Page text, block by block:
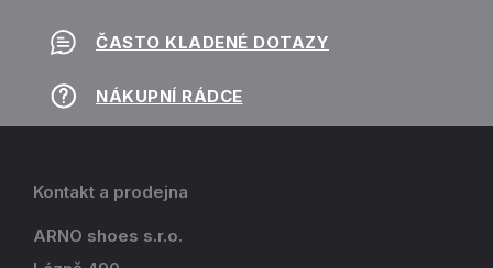
ČASTO KLADENÉ DOTAZY
NÁKUPNÍ RÁDCE
Kontakt a prodejna
ARNO shoes s.r.o.